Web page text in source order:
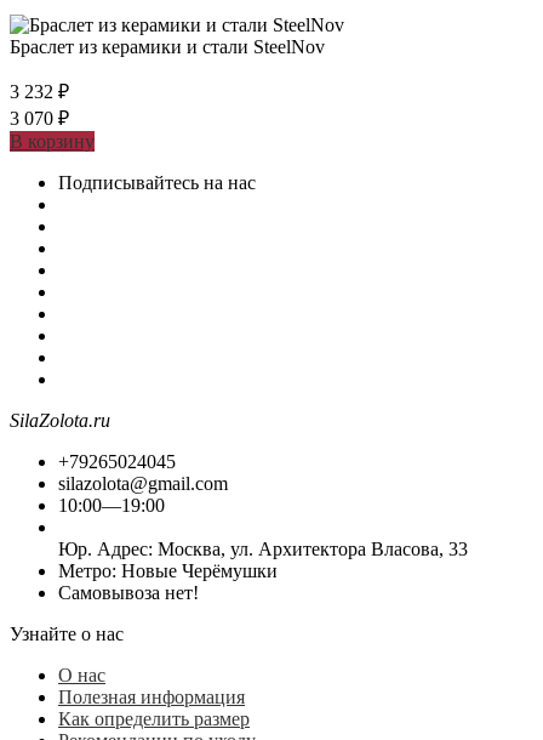
Браслет из керамики и стали SteelNov
3 232 ₽
3 070 ₽
В корзину
Подписывайтесь на нас
SilaZolota.ru
+79265024045
silazolota@gmail.com
10:00—19:00
Юр. Адреc: Москва, ул. Архитектора Власова, 33
Метро: Новые Черёмушки
Самовывоза нет!
Узнайте о нас
О нас
Полезная информация
Как определить размер